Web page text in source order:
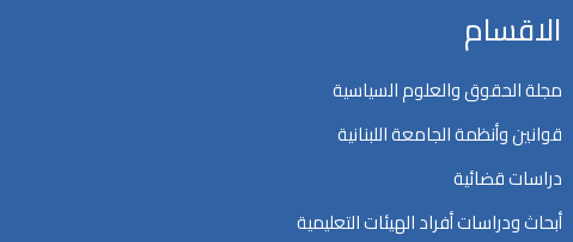
الاقسام
مجلة الحقوق والعلوم السياسية
قوانين وأنظمة الجامعة اللبنانية
دراسات قضائية
أبحاث ودراسات أفراد الهيئات التعليمية